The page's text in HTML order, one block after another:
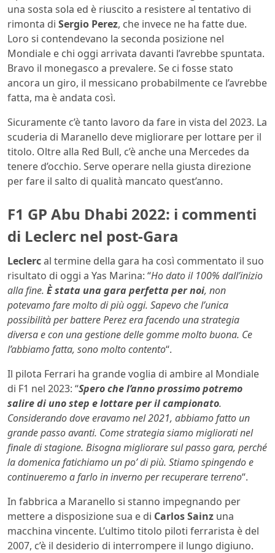
una sosta sola ed è riuscito a resistere al tentativo di
rimonta di Sergio Perez, che invece ne ha fatte due.
Loro si contendevano la seconda posizione nel
Mondiale e chi oggi arrivata davanti l’avrebbe spuntata.
Bravo il monegasco a prevalere. Se ci fosse stato
ancora un giro, il messicano probabilmente ce l’avrebbe
fatta, ma è andata così.
Sicuramente c’è tanto lavoro da fare in vista del 2023. La
scuderia di Maranello deve migliorare per lottare per il
titolo. Oltre alla Red Bull, c’è anche una Mercedes da
tenere d’occhio. Serve operare nella giusta direzione
per fare il salto di qualità mancato quest’anno.
F1 GP Abu Dhabi 2022: i commenti
di Leclerc nel post-Gara
Leclercal termine della gara ha così commentato il suo
risultato di oggi a Yas Marina: “Ho dato il 100% dall’inizio
alla fine. È stata una gara perfetta per noi, non
potevamo fare molto di più oggi. Sapevo che l’unica
possibilità per battere Perez era facendo una strategia
diversa e con una gestione delle gomme molto buona. Ce
l’abbiamo fatta, sono molto contento“.
Il pilota Ferrari ha grande voglia di ambire al Mondiale
di F1 nel 2023: “Spero che l’anno prossimo potremo
salire di uno step e lottare per il campionato.
Considerando dove eravamo nel 2021, abbiamo fatto un
grande passo avanti. Come strategia siamo migliorati nel
finale di stagione. Bisogna migliorare sul passo gara, perché
la domenica fatichiamo un po’ di più. Stiamo spingendo e
continueremo a farlo in inverno per recuperare terreno“.
In fabbrica a Maranello si stanno impegnando per
mettere a disposizione sua e di Carlos Sainz una
macchina vincente. L’ultimo titolo piloti ferrarista è del
2007, c’è il desiderio di interrompere il lungo digiuno.